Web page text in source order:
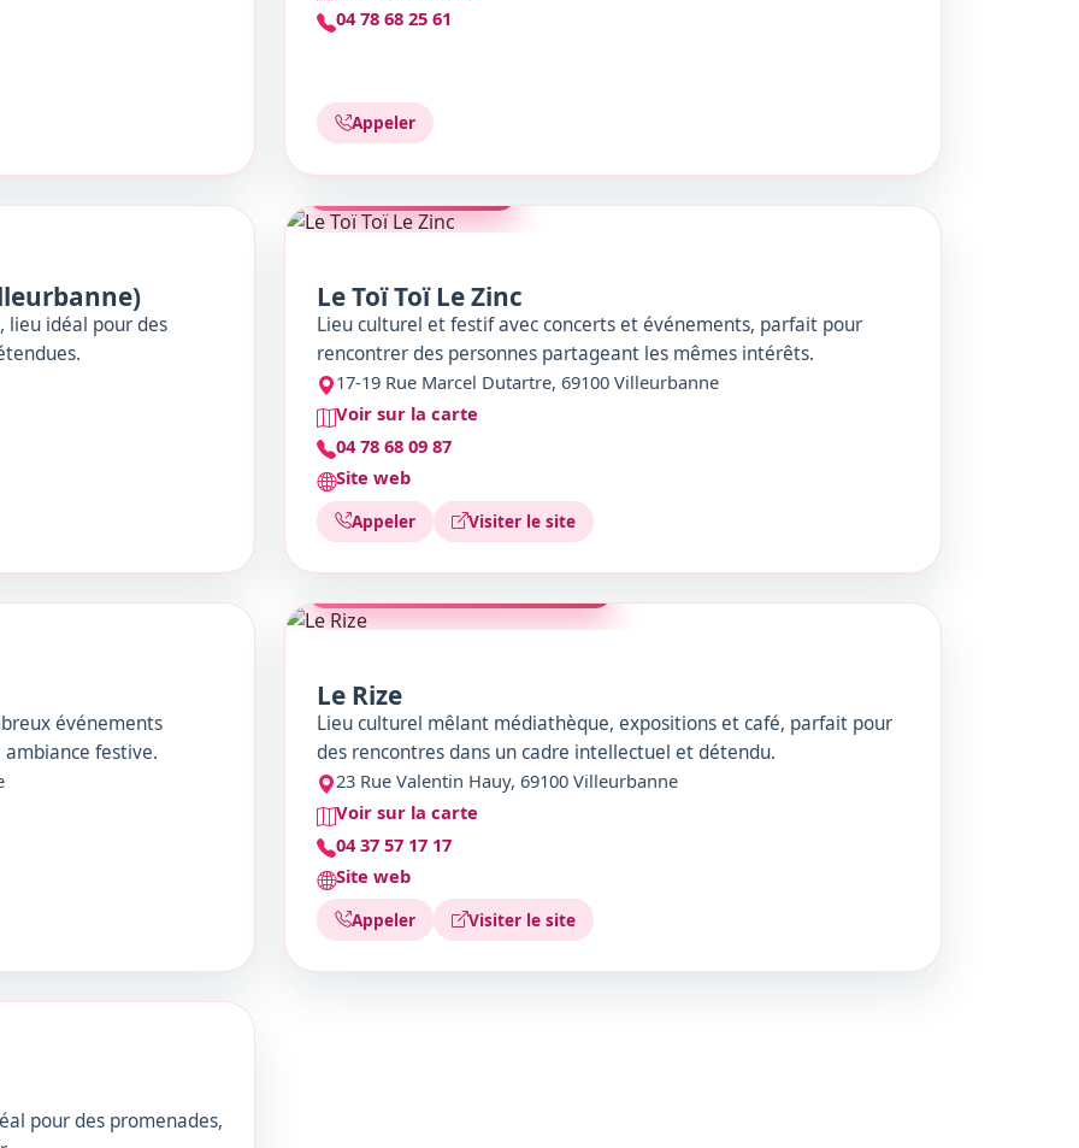
04 78 68 25 61
Appeler
lieu idéal pour des
Le Toï Toï Le Zinc
Lieu culturel et festif avec concerts et événements, parfait pour
rencontrer des personnes partageant les mêmes intérêts.
17-19 Rue Marcel Dutartre, 69100 Villeurbanne
Voir sur la carte
04 78 68 09 87
Site web
Appeler Visiter le site
événements
festive.
Le Rize
Lieu culturel mêlant médiathèque, expositions et café, parfait pour
des rencontres dans un cadre intellectuel et détendu.
23 Rue Valentin Hauy, 69100 Villeurbanne
Voir sur la carte
04 37 57 17 17
Site web
Appeler Visiter le site
pour des promenades,